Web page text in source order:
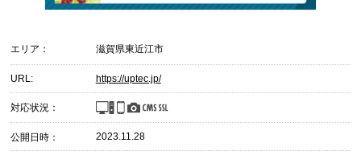
エリア： 滋賀県東近江市
URL: https://uptec.jp/
対応状況：
公開日時： 2023.11.28